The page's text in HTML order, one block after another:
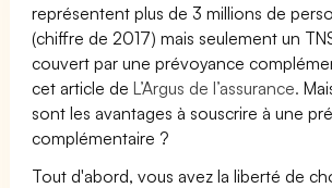
représentent plus de 3 millions de
(chiffre de 2017) mais seulement un
couvert par une prévoyance
cet article deL’Argus de l’assurance.
sont les avantages à souscrire à une
complémentaire ?
Tout d'abord, vous avez la liberté de